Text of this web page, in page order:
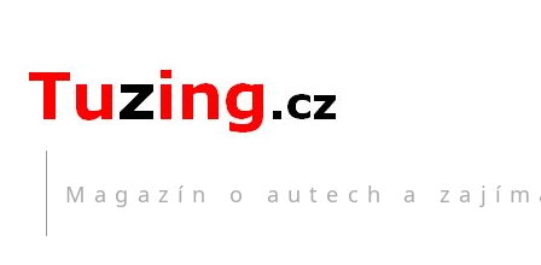
Magazín o autech a